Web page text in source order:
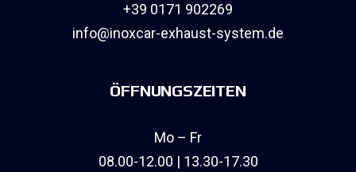
+39 0171 902269
info@inoxcar-exhaust-system.de
ÖFFNUNGSZEITEN
Mo – Fr
08.00-12.00 | 13.30-17.30